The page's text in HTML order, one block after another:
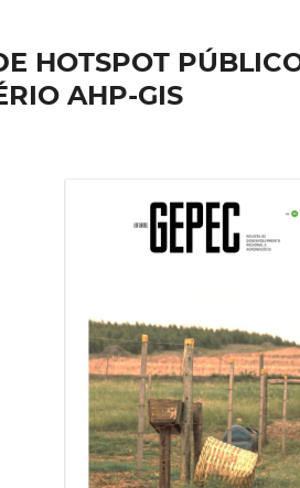
HOTSPOT
AHP-GIS